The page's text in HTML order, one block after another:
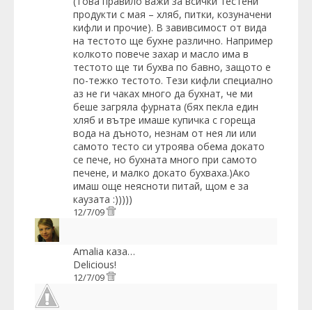
продукти с мая – хляб, питки, козуначени
кифли и прочие). В завивсимост от вида
на тестото ще бухне различно. Например
колкото повече захар и масло има в
тестото ще ти бухва по бавно, защото е
по-тежко тестото. Тези кифли специално
аз не ги чаках много да бухнат, че ми
беше загряла фурната (бях пекла един
хляб и вътре имаше купичка с гореща
вода на дъното, незнам от нея ли или
самото тесто си утроява обема докато
се пече, но бухната много при самото
печене, и малко докато бухваха.)Aко
имаш още неясноти питай, щом е за
каузата :)))))
12/7/09
Amalia каза…
Delicious!
12/7/09